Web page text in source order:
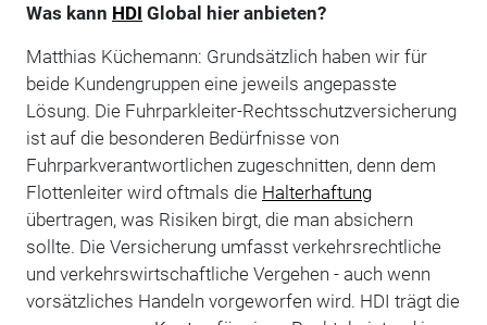
Was kann HDI Global hier anbieten?
Matthias Küchemann: Grundsätzlich haben wir für
beide Kundengruppen eine jeweils angepasste
Lösung. Die Fuhrparkleiter-Rechtsschutzversicherung
ist auf die besonderen Bedürfnisse von
Fuhrparkverantwortlichen zugeschnitten, denn dem
Flottenleiter wird oftmals die Halterhaftung
übertragen, was Risiken birgt, die man absichern
sollte. Die Versicherung umfasst verkehrsrechtliche
und verkehrswirtschaftliche Vergehen - auch wenn
vorsätzliches Handeln vorgeworfen wird. HDI trägt die